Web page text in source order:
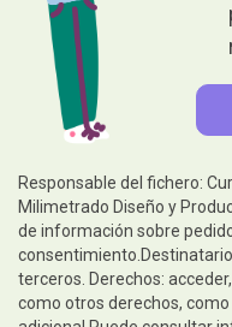
Responsable del fichero:
Milimetrado Diseño y
de información sobre
terceros. Derechos:
como otros derechos,